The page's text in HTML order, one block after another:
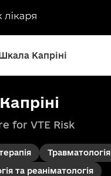
Капріні
for VTE Risk
Травматологія
та реаніматологія